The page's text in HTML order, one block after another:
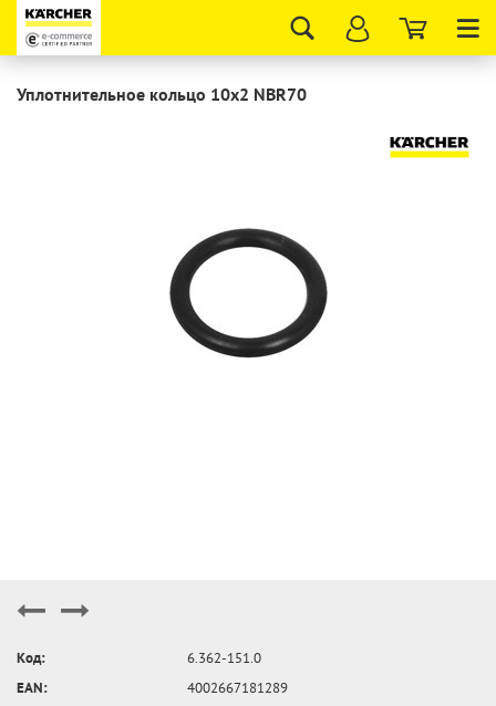
Уплотнительное кольцо 10х2 NBR70
Код:
6.362-151.0
EAN:
4002667181289